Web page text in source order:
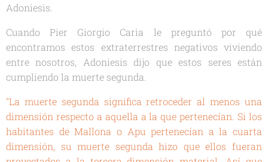
Adoniesis.
Cuando Pier Giorgio Caria le preguntó por qué
encontramos estos extraterrestres negativos viviendo
entre nosotros, Adoniesis dijo que estos seres están
cumpliendo la muerte segunda.
"La muerte segunda significa retroceder al menos una
dimensión respecto a aquella a la que pertenecían. Si los
habitantes de Mallona o Apu pertenecían a la cuarta
dimensión, su muerte segunda hizo que ellos fueran